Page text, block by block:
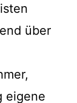
über
eigene